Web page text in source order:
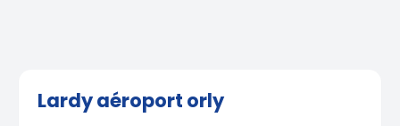
Lardy aéroport orly